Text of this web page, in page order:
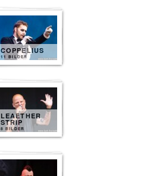
COPPELIUS
11 BILDER
LEAETHER
STRIP
8 BILDER